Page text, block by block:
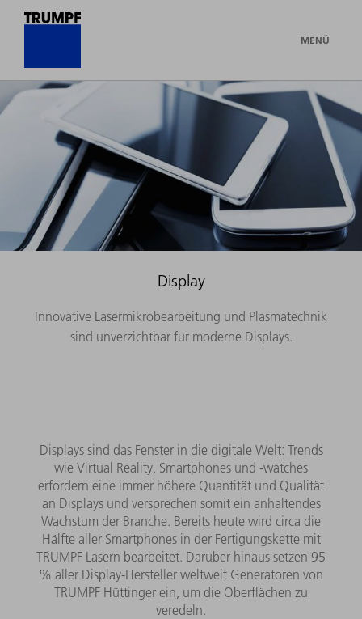
MENÜ
Display
Innovative Lasermikrobearbeitung und Plasmatechnik
sind unverzichtbar für moderne Displays.
Displays sind das Fenster in die digitale Welt: Trends
wie Virtual Reality, Smartphones und -watches
erfordern eine immer höhere Quantität und Qualität
an Displays und versprechen somit ein anhaltendes
Wachstum der Branche. Bereits heute wird circa die
Hälfte aller Smartphones in der Fertigungskette mit
TRUMPF Lasern bearbeitet. Darüber hinaus setzen 95
% aller Display-Hersteller weltweit Generatoren von
TRUMPF Hüttinger ein, um die Oberflächen zu
veredeln.